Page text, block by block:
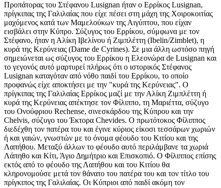
Προπάτορας του Στέφανου Lusignan ήταν ο Ερρίκος Lusignan,
πρίγκιπας της Γαλιλαίας που είχε πέσει στη μάχη της Χοιροκοιτίας
μαχόμενος κατά των Μαμελούκων της Αιγύπτου, που είχαν
εισβάλει στην Κύπρο. Σύζυγος του Ερρίκου, σύμφωνα με τον
Στέφανο, ήταν η Αλίκη Ιβελίνου ή Ζιμπλέττη (Ibelin/Zimblet), η
κυρά της Κερύνειας (Dame de Cyrines). Σε μια άλλη ωστόσο πηγή
σημειώνεται ως σύζυγος του Ερρίκου η Ελεονώρα de Lusignan και
το γεγονός αυτό μαρτυρεί πλήρως ότι ο ιστορικός Στέφανος
Lusignan καταγόταν από νόθο παιδί του Ερρίκου, το οποίο
προφανώς είχε αποκτήσει με την "κυρά της Κερύνειας". Ο
πρίγκιπας της Γαλιλαίας Ερρίκος μαζί με την Αλίκη Ζιμπλέττη ή
κυρά της Κερύνειας απέκτησε τον Φίλιππο, τη Μαριέττα, σύζυγο
του Ονούφριου Rechense, σινεσκάρδου της Κύπρου και την
Chelvis, σύζυγο του Έκτορα Chevides. Ο πρωτότοκος Φίλιππος
διεδέχθη τον πατέρα του και έγινε κύριος είκοσι τεσσάρων χωριών
ή και γαιών, γνωστών με το όνομα φέουδο του Κιτίου και της
Λαπήθου. Μεταξύ άλλων το φέουδο αυτό περιλάμβανε τα χωριά
Λάπηθο και Κίτι, Άγιο Δημήτριο και Επισκοπιό. Ο Φίλιππος επίσης
εκτός από το φέουδο της Λαπήθου και του Κιτίου θα
κληρονομούσε μετά τον θάνατο του πατέρα του και τον τίτλο του
πρίγκιπος της Γαλιλαίας. Οι Κύπριοι από παιδί ακόμη τον